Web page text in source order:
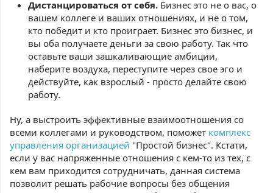
Дистанцироваться от себя. Бизнес это не о вас, о
вашем коллеге и ваших отношениях, и не о том,
кто победит и кто проиграет. Бизнес это бизнес, и
вы оба получаете деньги за свою работу. Так что
оставьте ваши зашкаливающие амбиции,
наберите воздуха, переступите через свое эго и
действуйте, как взрослый - просто делайте свою
работу.
Ну, а выстроить эффективные взаимоотношения со
всеми коллегами и руководством, поможет комплекс
управления организацией "Простой бизнес". Кстати,
если у вас напряженные отношения с кем-то из тех, с
кем вам приходится сотрудничать, данная система
позволит решать рабочие вопросы без общения